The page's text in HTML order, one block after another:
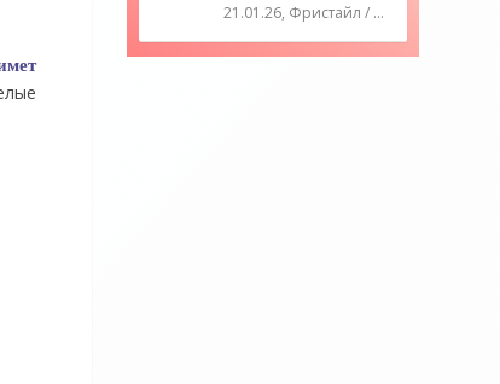
21.01.26, Фристайл / Плавание / ОЛИМПИЙСКИЕ ИГРЫ / Игровые виды спорта / Видео новости / Спорт